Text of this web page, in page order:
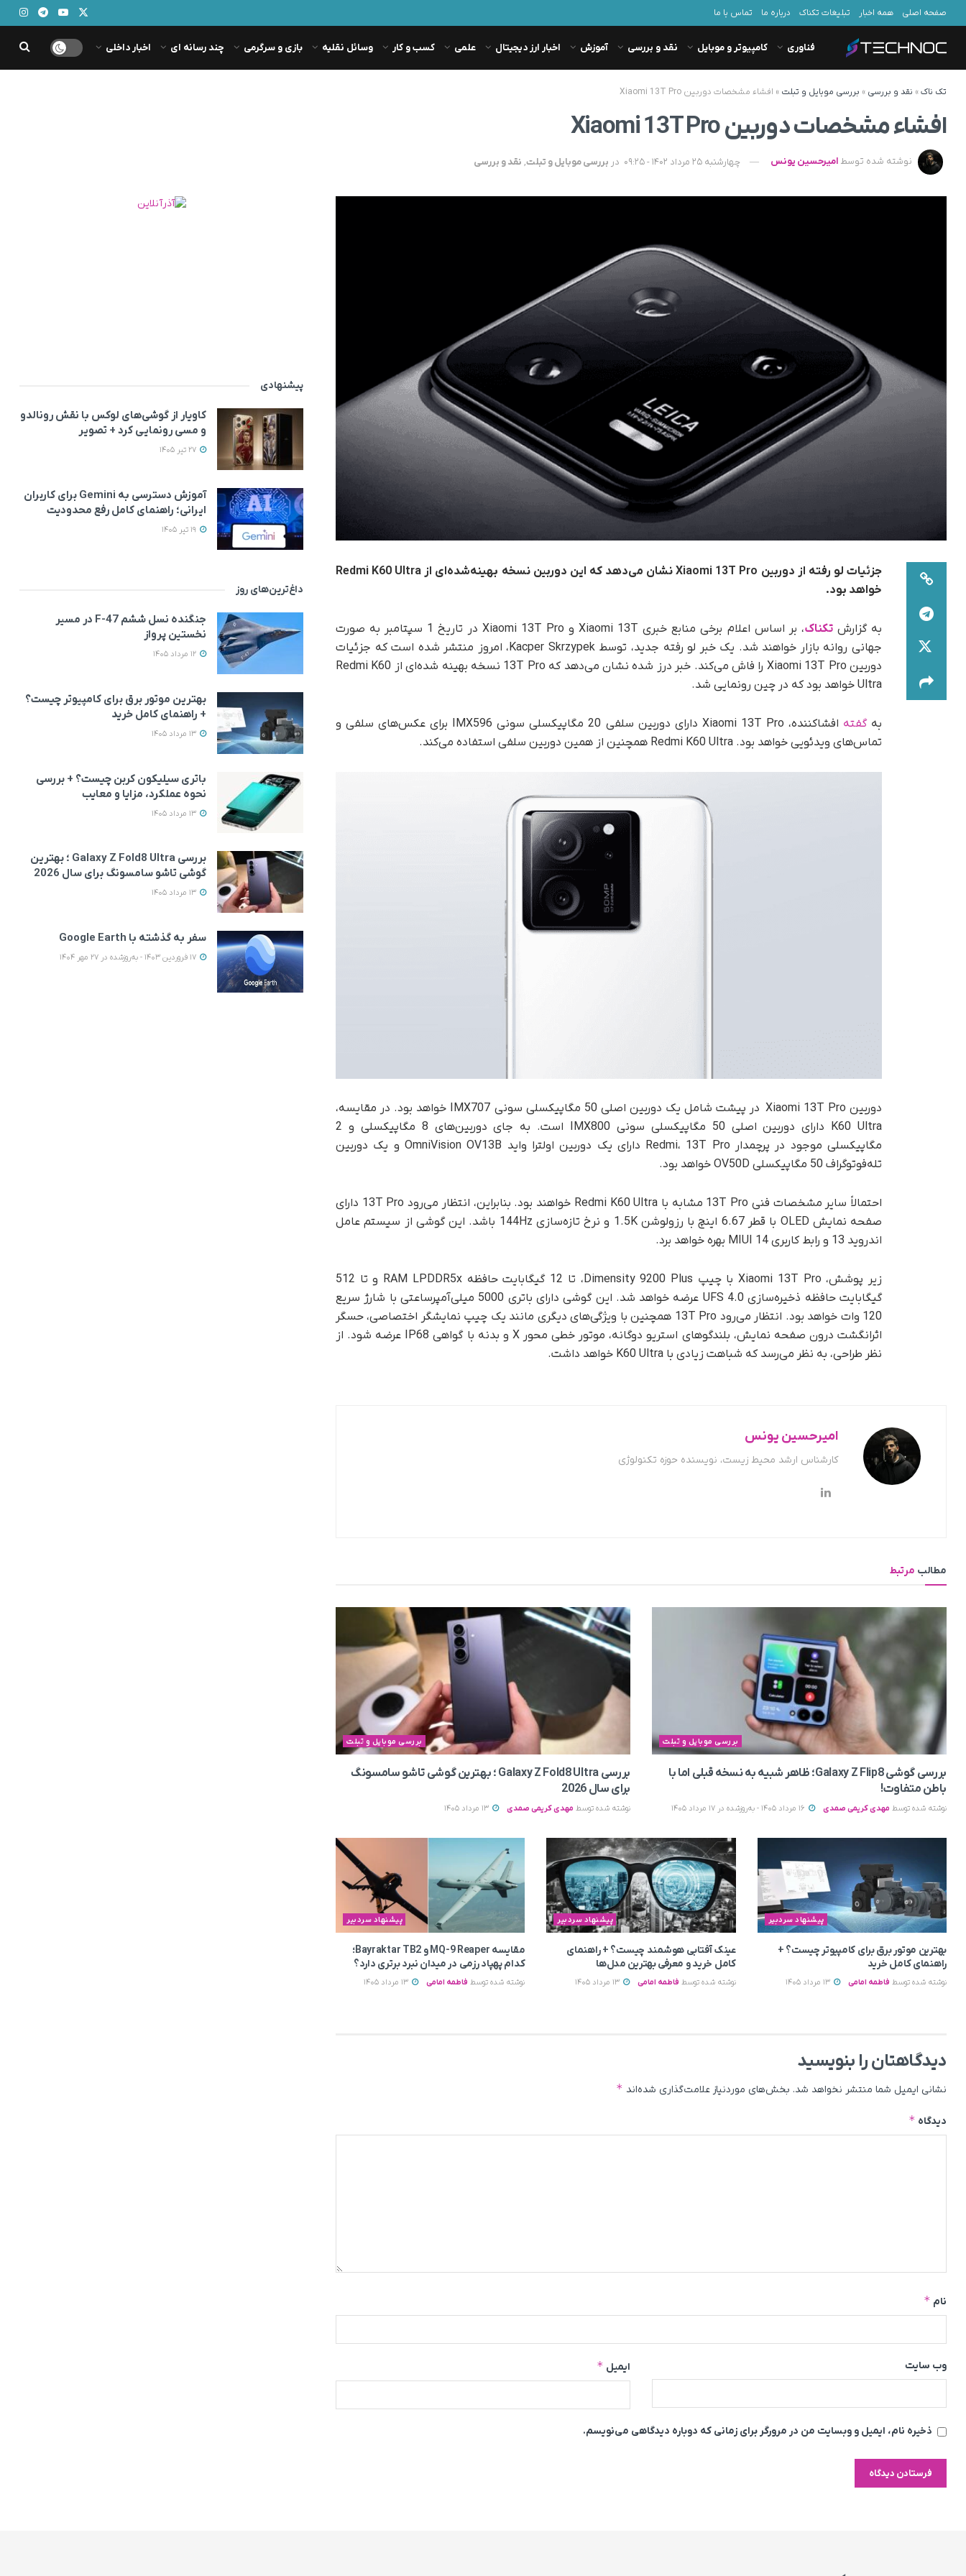
صفحه اصلی همه اخبار تبلیغات تکناک درباره ما تماس با ما
فناوری کامپیوتر و موبایل نقد و بررسی آموزش اخبار ارز دیجیتال علمی کسب و کار وسائل نقلیه بازی و سرگرمی چند رسانه ای اخبار داخلی
تک ناک» نقد و بررسی » بررسی موبایل و تبلت » افشاء مشخصات دوربین Xiaomi 13T Pro
افشاء مشخصات دوربین Xiaomi 13T Pro
نوشته شده توسط امیرحسین یونس چهارشنبه 25 مرداد 1402 - 09:25 در بررسی موبایل و تبلت, نقد و بررسی
جزئیات لو رفته از دوربین Xiaomi 13T Pro نشان می‌دهد که این دوربین نسخه بهینه‌شده‌ای از Redmi K60 Ultra
خواهد بود.
به گزارشتکناک
، بر اساس اعلام برخی منابع خبری Xiaomi 13T و Xiaomi 13T Pro در تاریخ 1 سپتامبر به صورت
جهانی روانه بازار خواهند شد. یک خبر لو رفته جدید، توسط Kacper Skrzypek، امروز منتشر شده است که جزئیات
دوربین Xiaomi 13T Pro را فاش می‌کند. خبر درز شده نشان می‌دهد که 13T Pro نسخه بهینه شده‌ای از Redmi K60
Ultra خواهد بود که در چین رونمایی شد.
بهگفته
افشاکننده، Xiaomi 13T Pro دارای دوربین سلفی 20 مگاپیکسلی سونی IMX596 برای عکس‌های سلفی و
تماس‌های ویدئویی خواهد بود. Redmi K60 Ultra همچنین از همین دوربین سلفی استفاده می‌کند.
دوربین Xiaomi 13T Pro در پیشت شامل یک دوربین اصلی 50 مگاپیکسلی سونی IMX707 خواهد بود. در مقایسه،
K60 Ultra دارای دوربین اصلی 50 مگاپیکسلی سونی IMX800 است. به جای دوربین‌های 8 مگاپیکسلی و 2
مگاپیکسلی موجود در پرچمدار Redmi، 13T Pro دارای یک دوربین اولترا واید OmniVision OV13B و یک دوربین
تله‌فوتوگراف 50 مگاپیکسلی OV50D خواهد بود.
احتمالاً سایر مشخصات فنی 13T Pro مشابه با Redmi K60 Ultra خواهند بود. بنابراین، انتظار می‌رود 13T Pro دارای
صفحه نمایش OLED با قطر 6.67 اینچ با رزولوشن 1.5K و نرخ تازه‌سازی 144Hz باشد. این گوشی از سیستم عامل
اندروید 13 و رابط کاربری MIUI 14 بهره خواهد برد.
زیر پوشش، Xiaomi 13T Pro با چیپ Dimensity 9200 Plus، تا 12 گیگابایت حافظه RAM LPDDR5x و تا 512
گیگابایت حافظه ذخیره‌سازی UFS 4.0 عرضه خواهد شد. این گوشی دارای باتری 5000 میلی‌آمپرساعتی با شارژ سریع
120 وات خواهد بود. انتظار می‌رود 13T Pro همچنین با ویژگی‌های دیگری مانند یک چیپ نمایشگر اختصاصی، حسگر
اثرانگشت درون صفحه نمایش، بلندگوهای استریو دوگانه، موتور خطی محور X و بدنه با گواهی IP68 عرضه شود. از
نظر طراحی، به نظر می‌رسد که شباهت زیادی با K60 Ultra خواهد داشت.
امیرحسین یونس
کارشناس ارشد محیط زیست، نویسنده حوزه تکنولوژی
مطالب مرتبط
بررسی موبایل و تبلت
بررسی گوشی Galaxy Z Flip8؛ ظاهر شبیه به نسخه قبلی اما با
باطن متفاوت!
نوشته شده توسط مهدی کریمی صمدی
بررسی موبایل و تبلت
بررسی Galaxy Z Fold8 Ultra ؛ بهترین گوشی تاشو سامسونگ
برای سال 2026
نوشته شده توسط مهدی کریمی صمدی
پیشنهاد سردبیر
بهترین موتور برق برای کامپیوتر چیست؟ +
راهنمای کامل خرید
نوشته شده توسط فاطمه امامی
پیشنهاد سردبیر
عینک آفتابی هوشمند چیست؟ + راهنمای
کامل خرید و معرفی بهترین مدل‌ها
نوشته شده توسط فاطمه امامی 13 مرداد 1405
پیشنهاد سردبیر
مقایسه MQ-9 Reaper و Bayraktar TB2؛
کدام پهپاد رزمی در میدان نبرد برتری دارد؟
نوشته شده توسط فاطمه امامی
دیدگاهتان را بنویسید
نشانی ایمیل شما منتشر نخواهد شد. بخش‌های موردنیاز علامت‌گذاری شده‌اند *
دیدگاه *
نام *
ایمیل * وب‌ سایت
ذخیره نام، ایمیل و وبسایت من در مرورگر برای زمانی که دوباره دیدگاهی می‌نویسم.
پیشنهادی
کاویار از گوشی‌های لوکس با نقش رونالدو
و مسی رونمایی کرد + تصویر
آموزش دسترسی به Gemini برای کاربران
ایرانی؛ راهنمای کامل رفع محدودیت
داغ‌ترین‌های روز
جنگنده نسل ششم F-47 در مسیر
نخستین پرواز
بهترین موتور برق برای کامپیوتر چیست؟
+ راهنمای کامل خرید
باتری سیلیکون کربن چیست؟ + بررسی
نحوه عملکرد، مزایا و معایب
بررسی Galaxy Z Fold8 Ultra ؛ بهترین
گوشی تاشو سامسونگ برای سال 2026
سفر به گذشته با Google Earth